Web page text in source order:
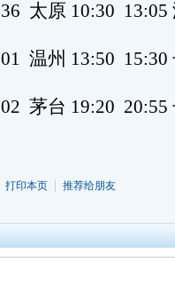
太原 10:30 13:05
温州 13:50 15:30
茅台 19:20 20:55
打印本页 推荐给朋友